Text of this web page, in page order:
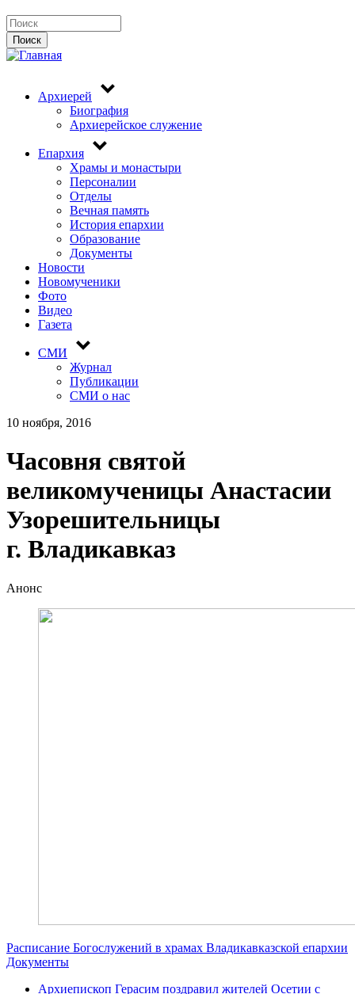
Поиск
Поиск
Архиерей
Биография
Архиерейское служение
Епархия
Храмы и монастыри
Персоналии
Отделы
Вечная память
История епархии
Образование
Документы
Новости
Новомученики
Фото
Видео
Газета
СМИ
Журнал
Публикации
СМИ о нас
10 ноября, 2016
Часовня святой
великомученицы Анастасии
Узорешительницы
г. Владикавказ
Анонс
Расписание Богослужений в храмах Владикавказской епархии
Документы
Архиепископ Герасим поздравил жителей Осетии с